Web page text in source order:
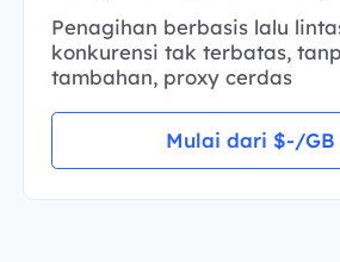
Penagihan berbasis lalu
konkurensi tak terbatas,
tambahan, proxy cerdas
Mulai dari $-/GB